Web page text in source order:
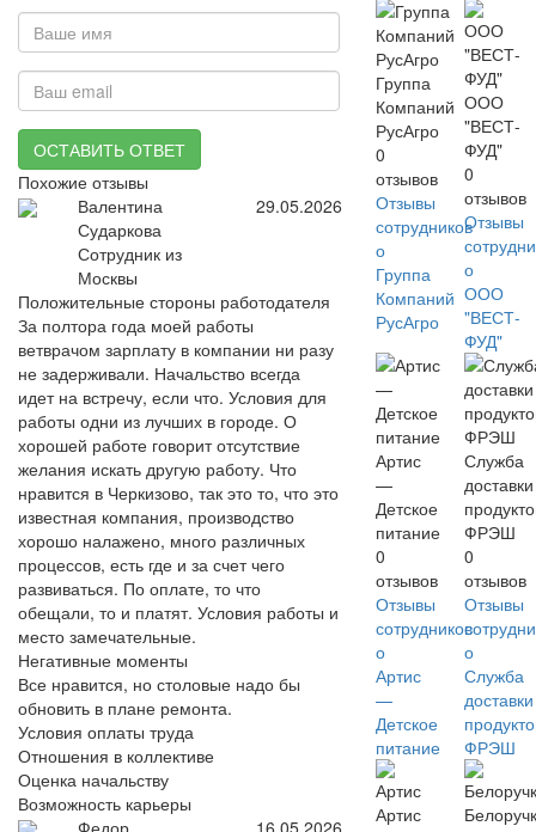
ОСТАВИТЬ ОТВЕТ
Похожие отзывы
Валентина
Сударкова
Сотрудник из
Москвы
29.05.2026
Положительные стороны работодателя
За полтора года моей работы
ветврачом зарплату в компании ни разу
не задерживали. Начальство всегда
идет на встречу, если что. Условия для
работы одни из лучших в городе. О
хорошей работе говорит отсутствие
желания искать другую работу. Что
нравится в Черкизово, так это то, что это
известная компания, производство
хорошо налажено, много различных
процессов, есть где и за счет чего
развиваться. По оплате, то что
обещали, то и платят. Условия работы и
место замечательные.
Негативные моменты
Все нравится, но столовые надо бы
обновить в плане ремонта.
Условия оплаты труда
Отношения в коллективе
Оценка начальству
Возможность карьеры
Федор
16.05.2026
Группа
Компаний
РусАгро
0
отзывов
Отзывы
сотрудников
о
Группа
Компаний
РусАгро
ООО
"ВЕСТ-
ФУД"
0
отзывов
Отзывы
о
ООО
"ВЕСТ-
ФУД"
Артис
—
Детское
питание
0
отзывов
Отзывы
сотрудников
о
Артис
—
Детское
питание
Служба
доставки
ФРЭШ
0
отзывов
Отзывы
о
Служба
доставки
ФРЭШ
Артис